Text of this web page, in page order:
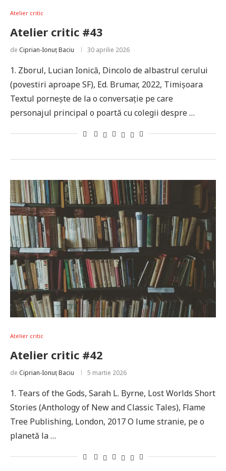
Atelier critic
Atelier critic #43
de Ciprian-Ionuț Baciu 30 aprilie 2026
1. Zborul, Lucian Ionică, Dincolo de albastrul cerului
(povestiri aproape SF), Ed. Brumar, 2022, Timișoara
Textul pornește de la o conversație pe care
personajul principal o poartă cu colegii despre …
Atelier critic
Atelier critic #42
de Ciprian-Ionuț Baciu 5 martie 2026
1. Tears of the Gods, Sarah L. Byrne, Lost Worlds Short
Stories (Anthology of New and Classic Tales), Flame
Tree Publishing, London, 2017 O lume stranie, pe o
planetă la …